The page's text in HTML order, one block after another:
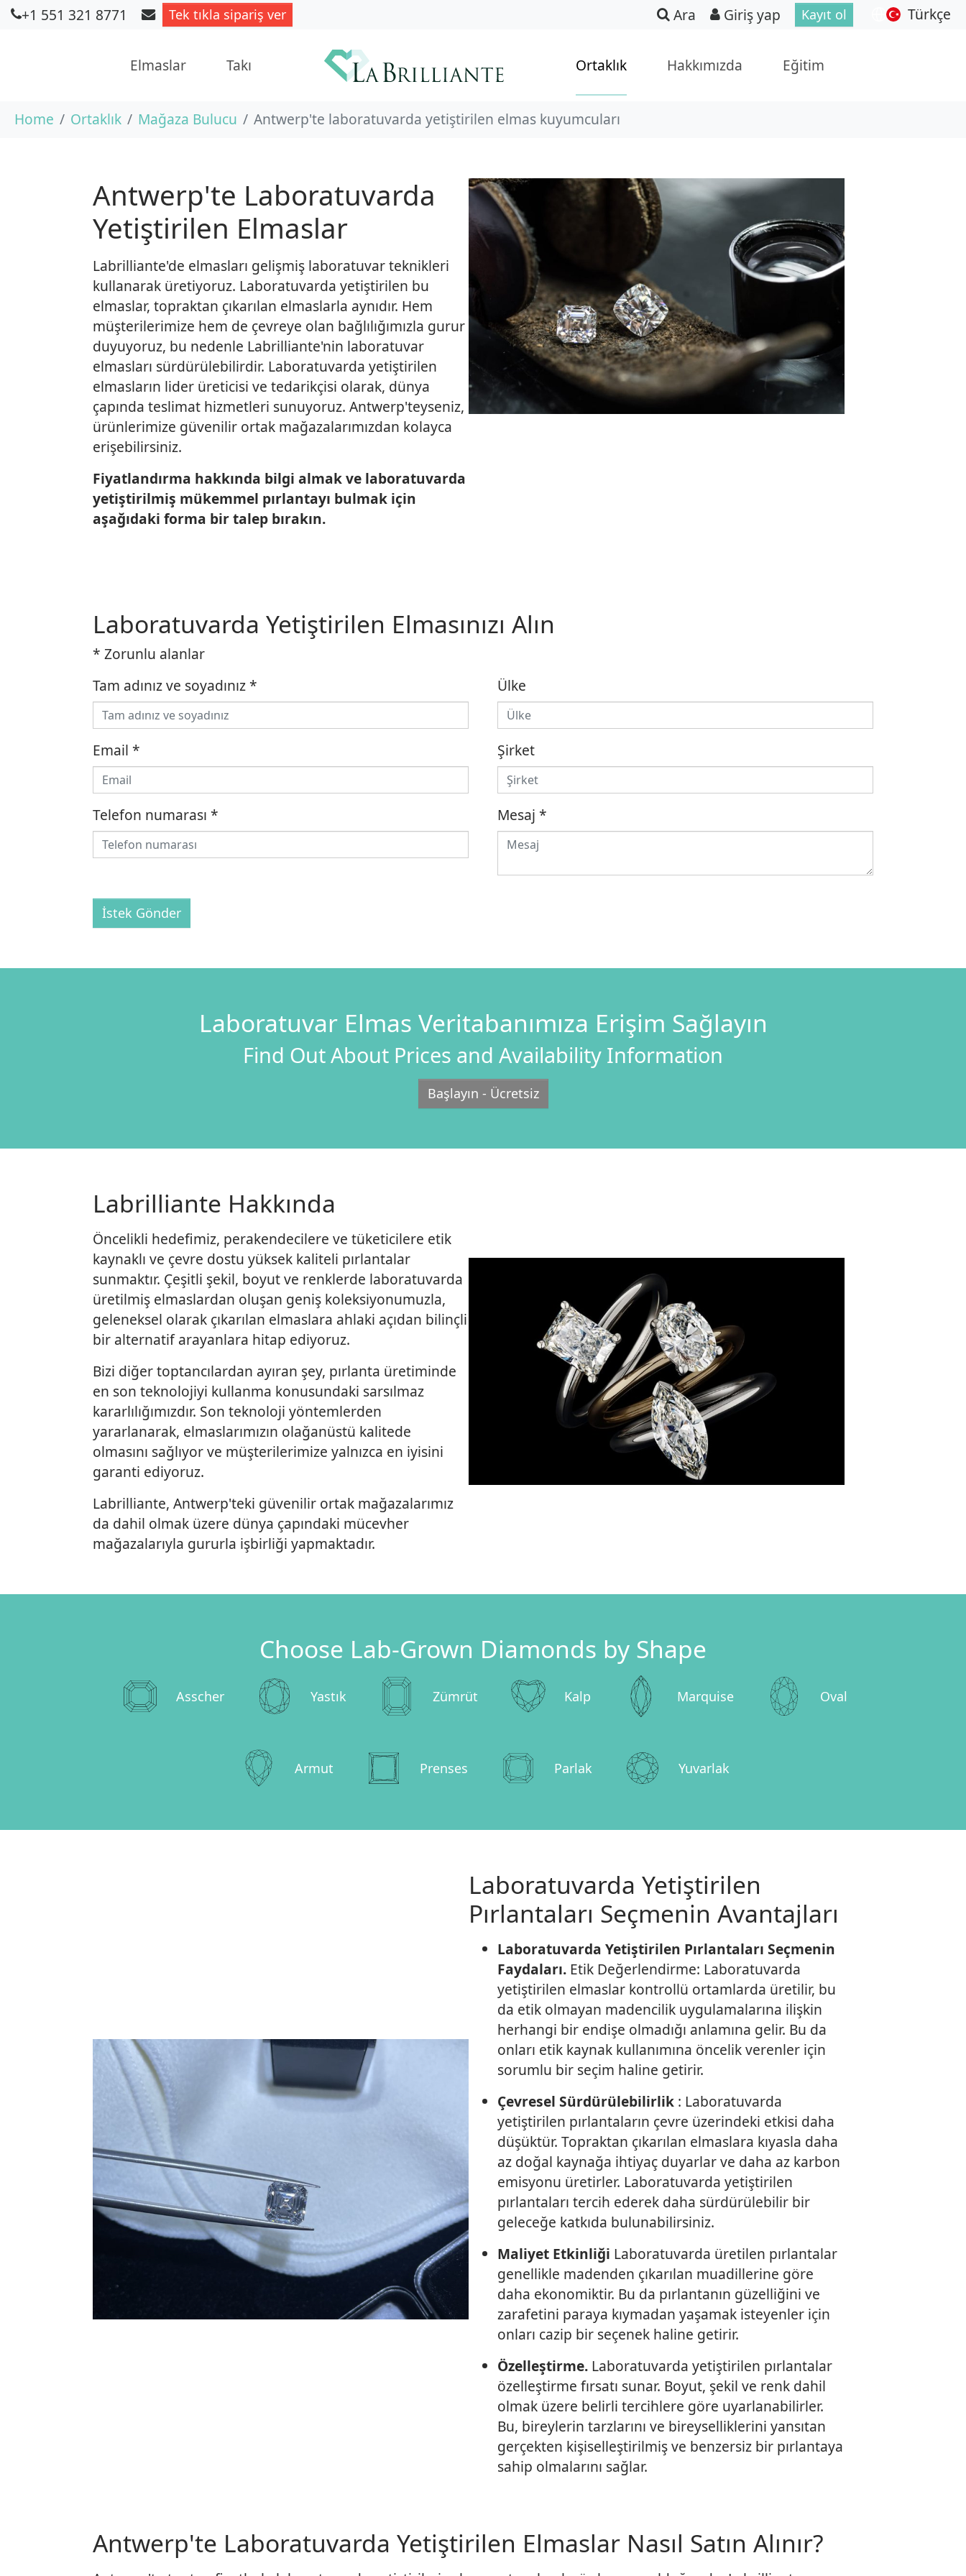
Skip to main content
+1 551 321 8771 Tek tıkla sipariş ver Ara Giriş yap Kayıt ol Türkçe
Elmaslar Takı Ortaklık Hakkımızda Eğitim
You are here:
Home Ortaklık Mağaza Bulucu Antwerp'te laboratuvarda yetiştirilen elmas kuyumcuları
Antwerp'te Laboratuvarda
Yetiştirilen Elmaslar
Labrilliante'de elmasları gelişmiş laboratuvar teknikleri
kullanarak üretiyoruz. Laboratuvarda yetiştirilen bu
elmaslar, topraktan çıkarılan elmaslarla aynıdır. Hem
müşterilerimize hem de çevreye olan bağlılığımızla gurur
duyuyoruz, bu nedenle Labrilliante'nin laboratuvar
elmasları sürdürülebilirdir. Laboratuvarda yetiştirilen
elmasların lider üreticisi ve tedarikçisi olarak, dünya
çapında teslimat hizmetleri sunuyoruz. Antwerp'teyseniz,
ürünlerimize güvenilir ortak mağazalarımızdan kolayca
erişebilirsiniz.
Fiyatlandırma hakkında bilgi almak ve laboratuvarda
yetiştirilmiş mükemmel pırlantayı bulmak için
aşağıdaki forma bir talep bırakın.
Laboratuvarda Yetiştirilen Elmasınızı Alın
* Zorunlu alanlar
Tam adınız ve soyadınız*
Email *
Telefon numarası *
Ülke
Şirket
Mesaj *
İstek Gönder
Laboratuvar Elmas Veritabanımıza Erişim Sağlayın
Find Out About Prices and Availability Information
Başlayın - Ücretsiz
Labrilliante Hakkında
Öncelikli hedefimiz, perakendecilere ve tüketicilere etik
kaynaklı ve çevre dostu yüksek kaliteli pırlantalar
sunmaktır. Çeşitli şekil, boyut ve renklerde laboratuvarda
üretilmiş elmaslardan oluşan geniş koleksiyonumuzla,
geleneksel olarak çıkarılan elmaslara ahlaki açıdan bilinçli
bir alternatif arayanlara hitap ediyoruz.
Bizi diğer toptancılardan ayıran şey, pırlanta üretiminde
en son teknolojiyi kullanma konusundaki sarsılmaz
kararlılığımızdır. Son teknoloji yöntemlerden
yararlanarak, elmaslarımızın olağanüstü kalitede
olmasını sağlıyor ve müşterilerimize yalnızca en iyisini
garanti ediyoruz.
Labrilliante, Antwerp'teki güvenilir ortak mağazalarımız
da dahil olmak üzere dünya çapındaki mücevher
mağazalarıyla gururla işbirliği yapmaktadır.
Choose Lab-Grown Diamonds by Shape
Asscher Yastık Zümrüt Kalp Marquise Oval
Armut Prenses Parlak Yuvarlak
Laboratuvarda Yetiştirilen
Pırlantaları Seçmenin Avantajları
Laboratuvarda Yetiştirilen Pırlantaları Seçmenin
Faydaları. Etik Değerlendirme: Laboratuvarda
yetiştirilen elmaslar kontrollü ortamlarda üretilir, bu
da etik olmayan madencilik uygulamalarına ilişkin
herhangi bir endişe olmadığı anlamına gelir. Bu da
onları etik kaynak kullanımına öncelik verenler için
sorumlu bir seçim haline getirir.
Çevresel Sürdürülebilirlik : Laboratuvarda
yetiştirilen pırlantaların çevre üzerindeki etkisi daha
düşüktür. Topraktan çıkarılan elmaslara kıyasla daha
az doğal kaynağa ihtiyaç duyarlar ve daha az karbon
emisyonu üretirler. Laboratuvarda yetiştirilen
pırlantaları tercih ederek daha sürdürülebilir bir
geleceğe katkıda bulunabilirsiniz.
Maliyet Etkinliği Laboratuvarda üretilen pırlantalar
genellikle madenden çıkarılan muadillerine göre
daha ekonomiktir. Bu da pırlantanın güzelliğini ve
zarafetini paraya kıymadan yaşamak isteyenler için
onları cazip bir seçenek haline getirir.
Özelleştirme. Laboratuvarda yetiştirilen pırlantalar
özelleştirme fırsatı sunar. Boyut, şekil ve renk dahil
olmak üzere belirli tercihlere göre uyarlanabilirler.
Bu, bireylerin tarzlarını ve bireyselliklerini yansıtan
gerçekten kişiselleştirilmiş ve benzersiz bir pırlantaya
sahip olmalarını sağlar.
Antwerp'te Laboratuvarda Yetiştirilen Elmaslar Nasıl Satın Alınır?